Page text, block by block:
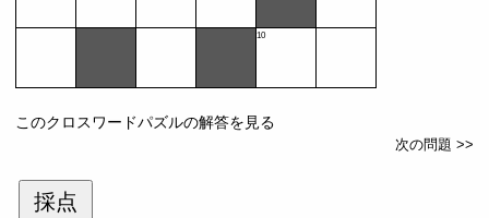
10
このクロスワードパズルの解答を見る
次の問題 >>
採点